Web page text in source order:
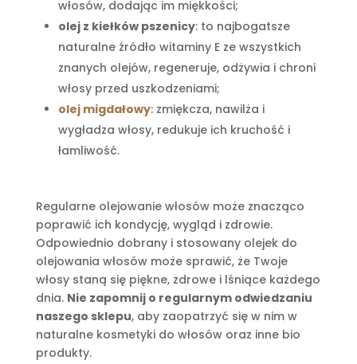
włosów, dodając im miękkości;
olej z kiełków pszenicy: to najbogatsze
naturalne źródło witaminy E ze wszystkich
znanych olejów, regeneruje, odżywia i chroni
włosy przed uszkodzeniami;
olej migdałowy: zmiękcza, nawilża i
wygładza włosy, redukuje ich kruchość i
łamliwość.
Regularne olejowanie włosów może znacząco
poprawić ich kondycję, wygląd i zdrowie.
Odpowiednio dobrany i stosowany olejek do
olejowania włosów może sprawić, że Twoje
włosy staną się piękne, zdrowe i lśniące każdego
dnia. Nie zapomnij o regularnym odwiedzaniu
naszego sklepu, aby zaopatrzyć się w nim w
naturalne kosmetyki do włosów oraz inne bio
produkty.